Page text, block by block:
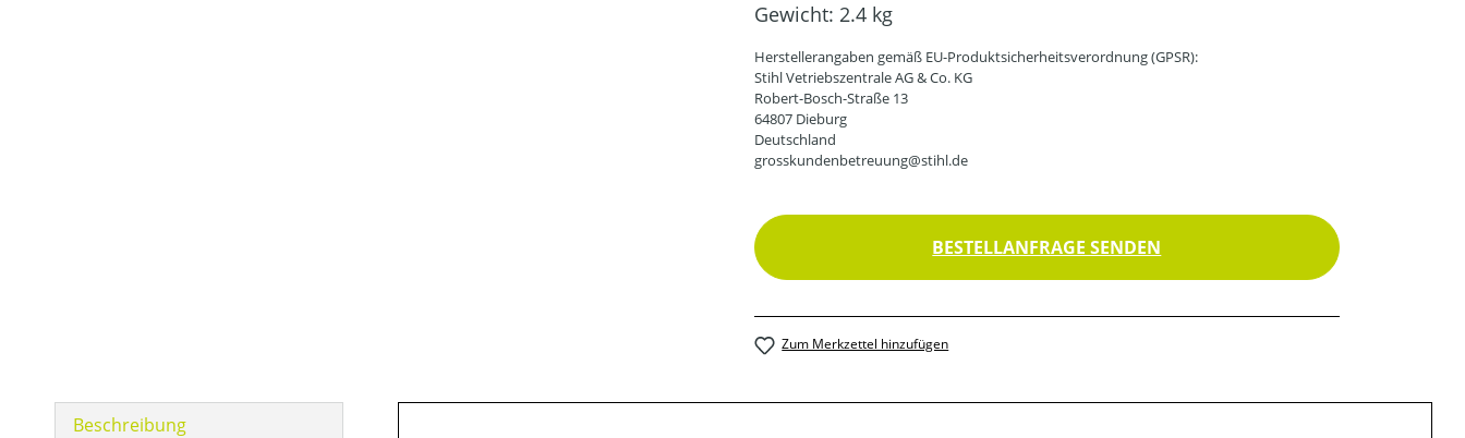
Gewicht: 2.4 kg
Herstellerangaben gemäß EU-Produktsicherheitsverordnung (GPSR):
Stihl Vetriebszentrale AG & Co. KG
Robert-Bosch-Straße 13
64807 Dieburg
Deutschland
grosskundenbetreuung@stihl.de
BESTELLANFRAGE SENDEN
Zum Merkzettel hinzufügen
Beschreibung